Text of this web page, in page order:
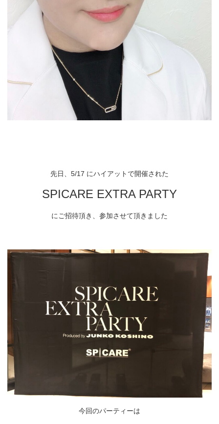
先日、 5/17 にハイアットで開催された
SPICARE EXTRA PARTY
にご招待頂き、参加させて頂きました
今回のパーティーは